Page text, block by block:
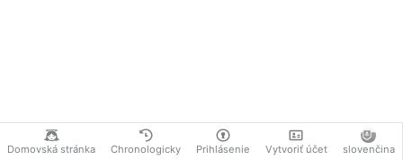
Domovská stránka Chronologicky Prihlásenie Vytvoriť účet slovenčina